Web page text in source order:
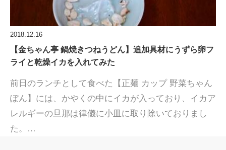
2018.12.16
【金ちゃん亭 鍋焼きつねうどん】追加具材にうずら卵フ
ライと乾燥イカを入れてみた
前日のランチとして食べた【正麺 カップ 野菜ちゃん
ぽん】には、かやくの中にイカが入っており、イカア
レルギーの旦那は律儀に小皿に取り除いておりまし
た。…